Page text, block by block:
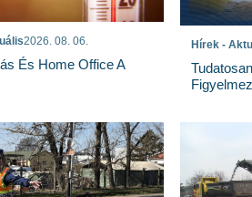
2026. 08. 06.
És Home Office A
Hírek -